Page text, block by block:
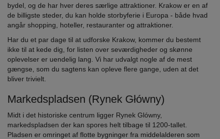
bydel, og de har hver deres særlige attraktioner. Krakow er en af
de billigste steder, du kan holde storbyferie i Europa - både hvad
angår shopping, hoteller, restauranter og attraktioner.
Har du et par dage til at udforske Krakow, kommer du bestemt
ikke til at kede dig, for listen over seværdigheder og skønne
oplevelser er uendelig lang. Vi har udvalgt nogle af de mest
gængse, som du sagtens kan opleve flere gange, uden at det
bliver trivielt.
Markedspladsen (Rynek Główny)
Midt i det historiske centrum ligger Rynek Glówny,
markedspladsen der kan spores helt tilbage til 1200-tallet.
Pladsen er omringet af flotte bygninger fra middelalderen som